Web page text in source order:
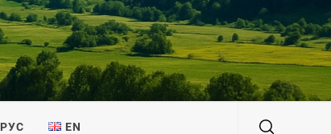
РУС EN